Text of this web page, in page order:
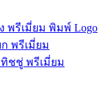
พรีเมี่ยม พิมพ์ Logo
พรีเมี่ยม
ชชู่ พรีเมี่ยม